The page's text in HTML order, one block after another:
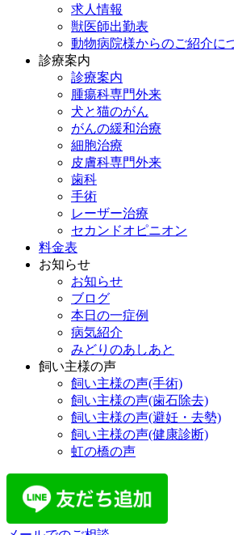
求人情報
獣医師出勤表
動物病院様からのご紹介に
診療案内
診療案内
腫瘍科専門外来
犬と猫のがん
がんの緩和治療
細胞治療
皮膚科専門外来
歯科
手術
レーザー治療
セカンドオピニオン
料金表
お知らせ
お知らせ
ブログ
本日の一症例
病気紹介
みどりのあしあと
飼い主様の声
飼い主様の声(手術)
飼い主様の声(歯石除去)
飼い主様の声(避妊・去勢)
飼い主様の声(健康診断)
虹の橋の声